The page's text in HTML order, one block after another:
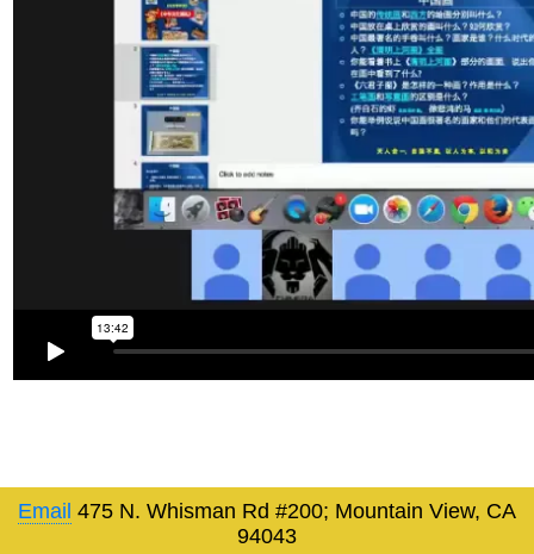
Email 475 N. Whisman Rd #200; Mountain View, CA
94043